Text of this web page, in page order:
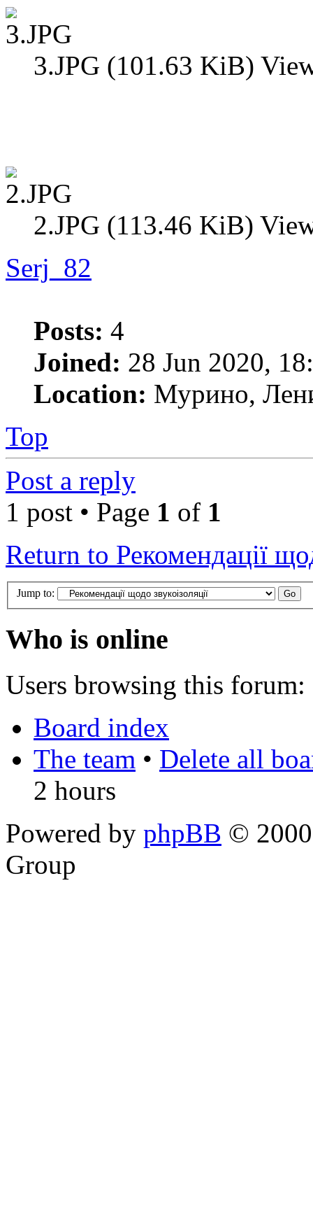
3.JPG (101.63 KiB)
2.JPG (113.46 KiB)
Serj_82
Posts: 4
Joined: 28 Jun 2020,
Location: Мурино,
Top
Post a reply
1 post • Page 1 of 1
Return to Рекомендації
Jump to:
Who is online
Users browsing this forum:
Board index
The team • Delete all
2 hours
Powered by phpBB ©
Group